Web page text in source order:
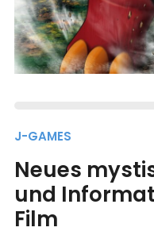
J-GAMES
Neues
und
Film